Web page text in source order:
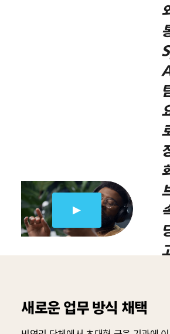
새로운 업무 방식 채택